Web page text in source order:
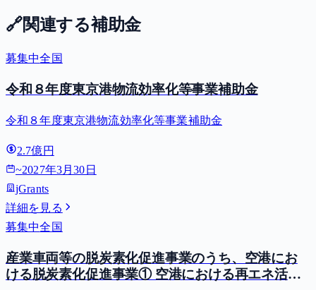
🔗関連する補助金
募集中全国
令和８年度東京港物流効率化等事業補助金
令和８年度東京港物流効率化等事業補助金
2.7億円
~2027年3月30日
jGrants
詳細を見る
募集中全国
産業車両等の脱炭素化促進事業のうち、空港にお
ける脱炭素化促進事業① 空港における再エネ活用